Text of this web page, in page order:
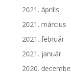
2021. április
2021. március
2021. február
2021. január
2020.